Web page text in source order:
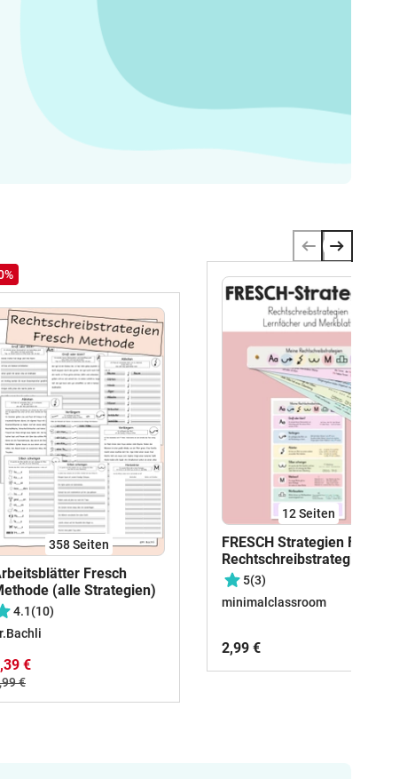
358Seiten
Fresch
(alle Strategien)
4.1(10)
€
€
12Seiten
FRESCH Strategien Fächer
Rechtschreibstrategien
(Übersicht)
5(3)
minimalclassroom
2,99 €